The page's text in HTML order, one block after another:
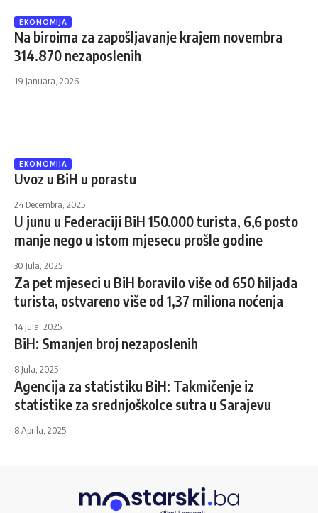
EKONOMIJA
Na biroima za zapošljavanje krajem novembra
314.870 nezaposlenih
19 Januara, 2026
EKONOMIJA
Uvoz u BiH u porastu
24 Decembra, 2025
U junu u Federaciji BiH 150.000 turista, 6,6 posto
manje nego u istom mjesecu prošle godine
30 Jula, 2025
Za pet mjeseci u BiH boravilo više od 650 hiljada
turista, ostvareno više od 1,37 miliona noćenja
14 Jula, 2025
BiH: Smanjen broj nezaposlenih
8 Jula, 2025
Agencija za statistiku BiH: Takmičenje iz
statistike za srednjoškolce sutra u Sarajevu
8 Aprila, 2025